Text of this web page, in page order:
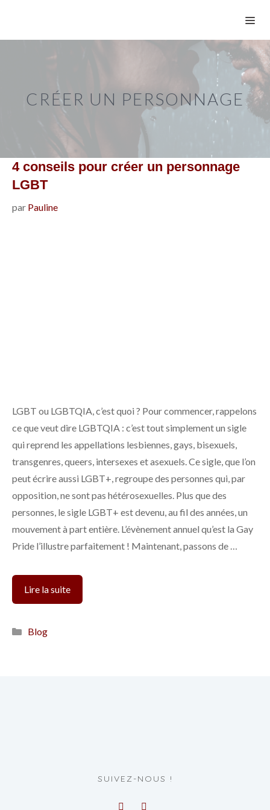
contenu
CRÉER UN PERSONNAGE
4 conseils pour créer un personnage
LGBT
par Pauline
LGBT ou LGBTQIA, c’est quoi ? Pour commencer, rappelons
ce que veut dire LGBTQIA : c’est tout simplement un sigle
qui reprend les appellations lesbiennes, gays, bisexuels,
transgenres, queers, intersexes et asexuels. Ce sigle, que l’on
peut écrire aussi LGBT+, regroupe des personnes qui, par
opposition, ne sont pas hétérosexuelles. Plus que des
personnes, le sigle LGBT+ est devenu, au fil des années, un
mouvement à part entière. L’évènement annuel qu’est la Gay
Pride l’illustre parfaitement ! Maintenant, passons de …
Lire la suite4
conseils
Catégories
Blog
SUIVEZ-NOUS !